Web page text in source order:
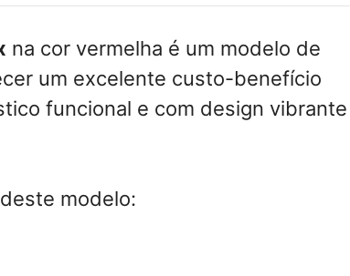
na cor vermelha é um modelo de
um excelente custo-benefício
funcional e com design vibrante
modelo: